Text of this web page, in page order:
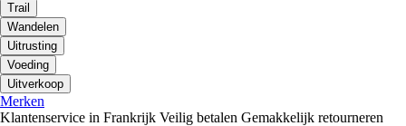
Trail
Wandelen
Uitrusting
Voeding
Uitverkoop
Merken
Klantenservice in Frankrijk Veilig betalen Gemakkelijk retourneren